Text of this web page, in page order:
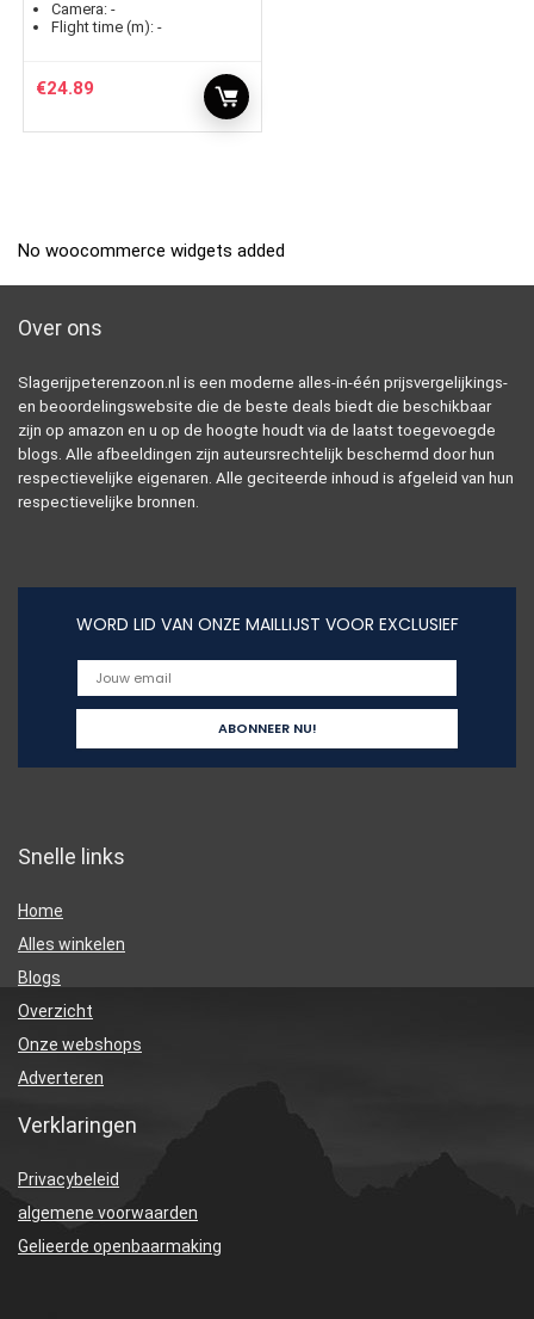
Camera: -
Flight time (m): -
€24.89
No woocommerce widgets added
Over ons
Slagerijpeterenzoon.nl is een moderne alles-in-één prijsvergelijkings-
en beoordelingswebsite die de beste deals biedt die beschikbaar
zijn op amazon en u op de hoogte houdt via de laatst toegevoegde
blogs. Alle afbeeldingen zijn auteursrechtelijk beschermd door hun
respectievelijke eigenaren. Alle geciteerde inhoud is afgeleid van hun
respectievelijke bronnen.
WORD LID VAN ONZE MAILLIJST VOOR EXCLUSIEF
Snelle links
Home
Alles winkelen
Blogs
Overzicht
Onze webshops
Adverteren
Verklaringen
Privacybeleid
algemene voorwaarden
Gelieerde openbaarmaking